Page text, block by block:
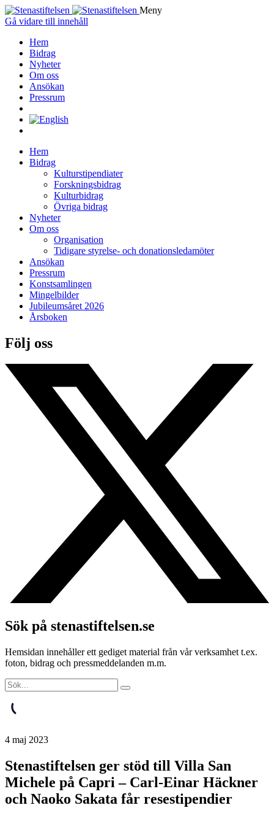
Meny
Gå vidare till innehåll
Hem
Bidrag
Nyheter
Om oss
Ansökan
Pressrum
Hem
Bidrag
Kulturstipendiater
Forskningsbidrag
Kulturbidrag
Övriga bidrag
Nyheter
Om oss
Organisation
Tidigare styrelse- och donationsledamöter
Ansökan
Pressrum
Konstsamlingen
Mingelbilder
Jubileumsåret 2026
Årsboken
Följ oss
Sök på stenastiftelsen.se
Hemsidan innehåller ett gediget material från vår verksamhet t.ex.
foton, bidrag och pressmeddelanden m.m.
4 maj 2023
Stenastiftelsen ger stöd till Villa San
Michele på Capri – Carl-Einar Häckner
och Naoko Sakata får resestipendier